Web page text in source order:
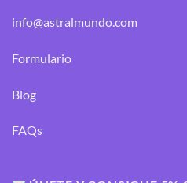
info@astralmundo.com
Formulario
Blog
FAQs